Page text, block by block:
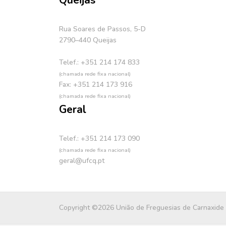
Rua Soares de Passos, 5-D
2790–440 Queijas
Telef.: +351 214 174 833
(chamada rede fixa nacional)
Fax: +351 214 173 916
(chamada rede fixa nacional)
Geral
Telef.: +351 214 173 090
(chamada rede fixa nacional)
geral@ufcq.pt
Copyright ©2026 União de Freguesias de